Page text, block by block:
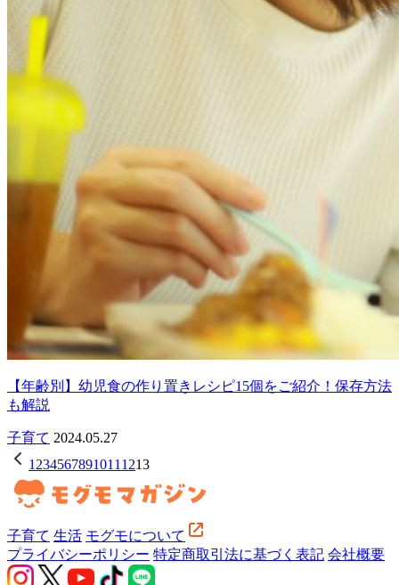
【年齢別】幼児食の作り置きレシピ15個をご紹介！保存方法
も解説
子育て 2024.05.27
1 234567891011 1213
子育て 生活 モグモについて
プライバシーポリシー 特定商取引法に基づく表記 会社概要